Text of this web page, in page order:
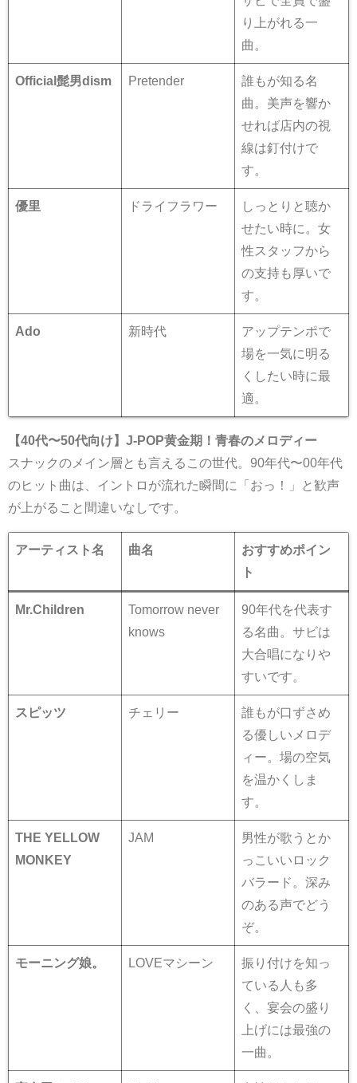
り上がれる一
曲。
Official髭男dism Pretender
誰もが知る名
曲。美声を響か
せれば店内の視
線は釘付けで
す。
優里 ドライフラワー
しっとりと聴か
せたい時に。女
性スタッフから
の支持も厚いで
す。
Ado 新時代
アップテンポで
場を一気に明る
くしたい時に最
適。
【40代〜50代向け】J-POP黄金期！青春のメロディー
スナックのメイン層とも言えるこの世代。90年代〜00年代
のヒット曲は、イントロが流れた瞬間に「おっ！」と歓声
が上がること間違いなしです。
アーティスト名 曲名
おすすめポイン
ト
Mr.Children
Tomorrow never
knows
90年代を代表す
る名曲。サビは
大合唱になりや
すいです。
スピッツ チェリー
誰もが口ずさめ
る優しいメロデ
ィー。場の空気
を温かくしま
す。
THE YELLOW
MONKEY
JAM
男性が歌うとか
っこいいロック
バラード。深み
のある声でどう
ぞ。
モーニング娘。 LOVEマシーン
振り付けを知っ
ている人も多
く、宴会の盛り
上げには最強の
一曲。